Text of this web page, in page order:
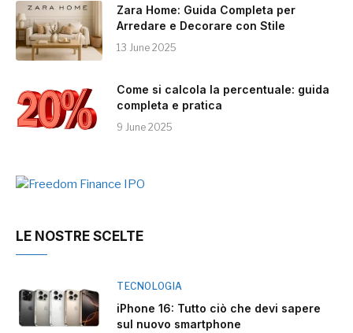
Zara Home: Guida Completa per
Arredare e Decorare con Stile
13 June 2025
Come si calcola la percentuale: guida
completa e pratica
9 June 2025
LE NOSTRE SCELTE
TECNOLOGIA
iPhone 16: Tutto ciò che devi sapere
sul nuovo smartphone